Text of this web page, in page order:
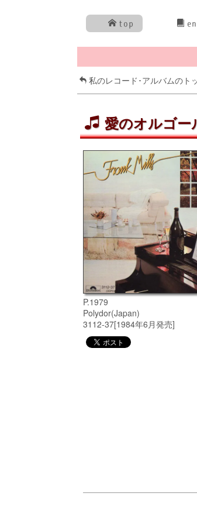
top
私のレコード･アルバムのト
愛のオルゴー
P.1979
Polydor(Japan)
3112-37[1984年6月発売]